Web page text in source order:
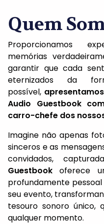
Quem
Proporcionamos
memórias
garantir que cada
eternizados da
possível,
Audio Guestbook
carro-chefe dos
Imagine não apenas
sinceros e as
convidados,
Guestbook oferece
profundamente
seu evento,
tesouro sonoro único,
qualquer momento.